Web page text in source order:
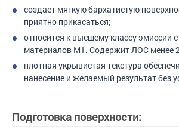
создает мягкую бархатистую
приятно прикасаться;
относится к высшему классу эмиссии
материалов М1. Содержит ЛОС менее
плотная укрывистая текстура
нанесение и желаемый результат без
Подготовка поверхности: